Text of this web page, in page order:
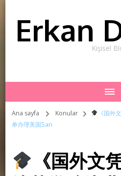
ErkanKişisel
Ana sayfa Konular
《国外
单办理美国San
《国外文